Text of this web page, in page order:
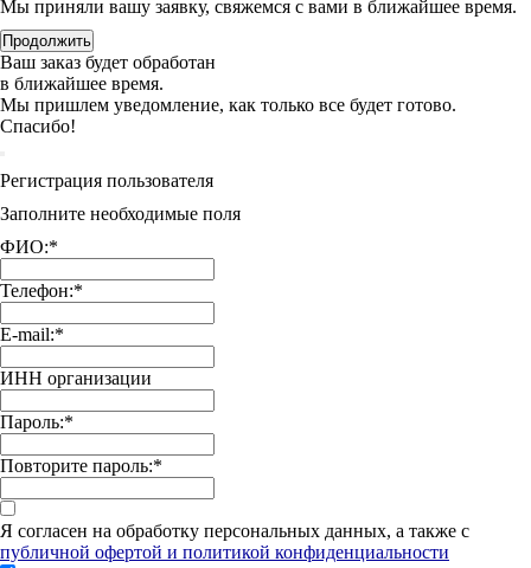
Мы приняли вашу заявку, свяжемся с вами в ближайшее время.
Продолжить
Ваш заказ будет обработан
в ближайшее время.
Мы пришлем уведомление, как только все будет готово.
Спасибо!
Регистрация пользователя
Заполните необходимые поля
ФИО:*
Телефон:*
E-mail:*
ИНН организации
Пароль:*
Повторите пароль:*
Я согласен на обработку персональных данных, а также с
публичной офертой и политикой конфиденциальности